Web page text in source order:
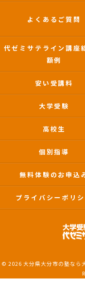
よくあるご質問
代ゼミサテライン講座
額例
安い受講料
大学受験
高校生
個別指導
無料体験のお申込
プライバシーポリシ
© 2026 大分県大分市の塾なら